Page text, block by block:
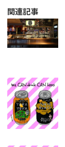
関連記事